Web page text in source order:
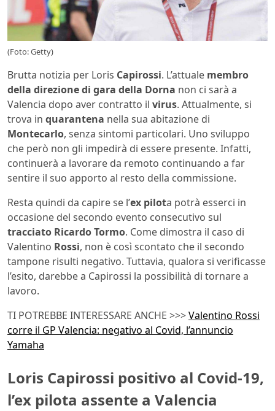
(Foto: Getty)
Brutta notizia per Loris Capirossi. L’attuale membro
della direzione di gara della Dorna non ci sarà a
Valencia dopo aver contratto il virus. Attualmente, si
trova in quarantena nella sua abitazione di
Montecarlo, senza sintomi particolari. Uno sviluppo
che però non gli impedirà di essere presente. Infatti,
continuerà a lavorare da remoto continuando a far
sentire il suo apporto al resto della commissione.
Resta quindi da capire se l’ex pilota potrà esserci in
occasione del secondo evento consecutivo sul
tracciato Ricardo Tormo. Come dimostra il caso di
Valentino Rossi, non è così scontato che il secondo
tampone risulti negativo. Tuttavia, qualora si verificasse
l’esito, darebbe a Capirossi la possibilità di tornare a
lavoro.
TI POTREBBE INTERESSARE ANCHE >>>Valentino Rossi
corre il GP Valencia: negativo al Covid, l’annuncio
Yamaha
Loris Capirossi positivo al Covid-19,
l’ex pilota assente a Valencia